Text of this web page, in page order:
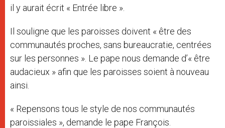
il y aurait écrit « Entrée libre ».
Il souligne que les paroisses doivent « être des
communautés proches, sans bureaucratie, centrées
sur les personnes ». Le pape nous demande d’« être
audacieux » afin que les paroisses soient à nouveau
ainsi.
« Repensons tous le style de nos communautés
paroissiales », demande le pape François.